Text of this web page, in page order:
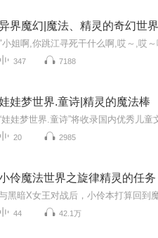
界魔幻|魔法、精灵的奇幻世界
347 7188
娃梦世界.童诗|精灵的魔法棒
娃娃梦世界.童诗”将收录国内优秀儿
20 2985
伶魔法世界之旋律精灵的任务
44 42.1万